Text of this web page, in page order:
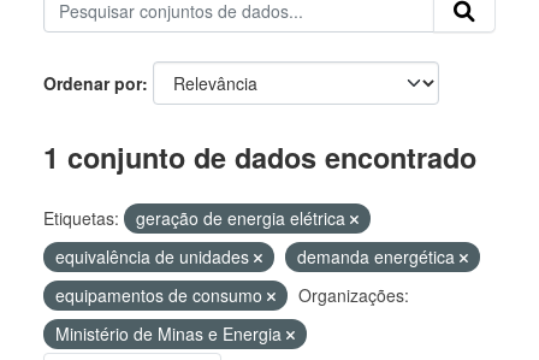
Ordenar por
1 conjunto de dados encontrado
Etiquetas:
geração de energia elétrica
equivalência de unidades
demanda energética
equipamentos de consumo
Organizações:
Ministério de Minas e Energia